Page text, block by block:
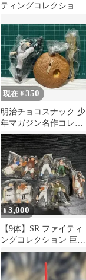
ティングコレクショ
種 星飛雄馬 オズマ
現在 ¥350
明治チョコスナック 少
年マガジン名作コレク
ション 巨人の星「大リ
ーグボール2号」
¥3,000
【9体】SR ファイティ
ングコレクション 巨人
の星 Part1 Part2